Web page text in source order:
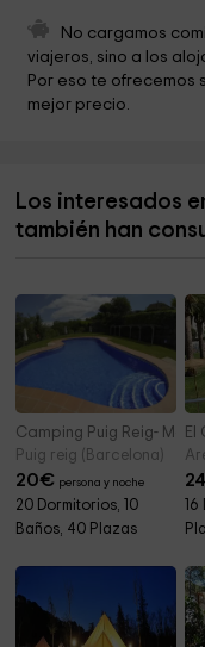
IGLESIA DE SANT JAUME
Ayuntamiento de Vilada
parc dels gronxadors
Sant Pere de
No cargamos
viajeros, sino a los
Por eso te ofrecemos
mejor precio.
Los interesados
también han
Camping Puig Reig-
Puig reig (Barcelona)
20€ persona y noche
20 Dormitorios, 10
Baños, 40 Plazas
El